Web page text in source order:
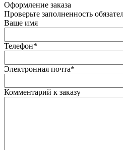
Оформление заказа
Проверьте заполненность
Ваше имя
Телефон*
Электронная почта*
Комментарий к заказу